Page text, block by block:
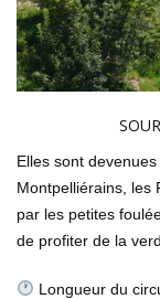
Elles sont
Montpelliérains, les
par les petites
de profiter de la
Longueur du